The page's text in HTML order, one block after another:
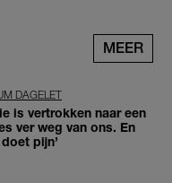
MEER
DAGELET
is vertrokken naar een
ver weg van ons. En
pijn’